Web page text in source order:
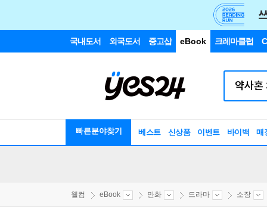
국내도서 외국도서 중고샵 eBook 크레마클럽
빠른분야찾기 베스트 신상품 이벤트 바이백 매
웰컴 eBook 만화 드라마 소장